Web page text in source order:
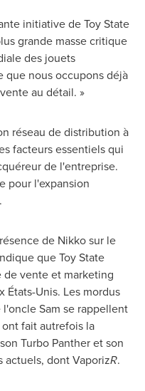
initiative de Toy State
grande masse critique
des jouets
que nous occupons déjà
au détail. »
réseau de distribution à
facteurs essentiels qui
de l'entreprise.
pour l'expansion
.
de Nikko sur le
que Toy State
de vente et marketing
États-Unis. Les mordus
Sam se rappellent
fait autrefois la
Turbo Panther et son
actuels, dont VaporizR.